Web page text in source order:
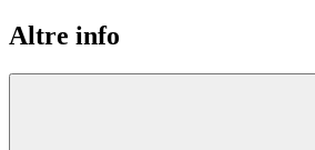
Altre info